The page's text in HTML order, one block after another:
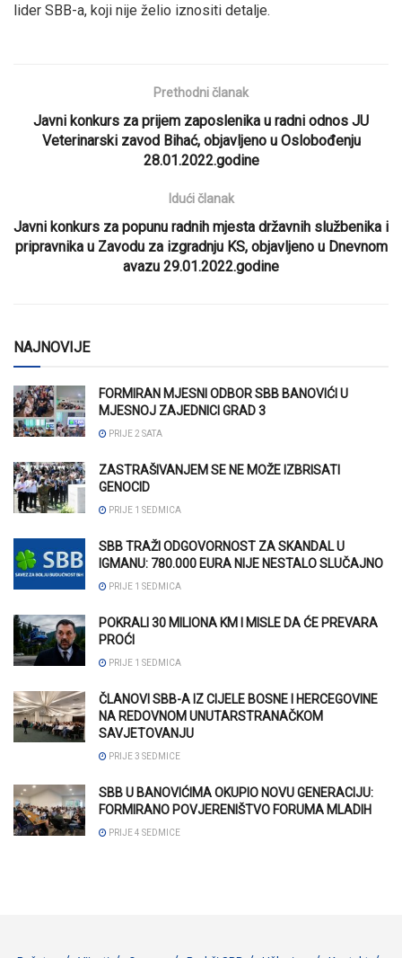
lider SBB-a, koji nije želio iznositi detalje.
Prethodni članak
Javni konkurs za prijem zaposlenika u radni odnos JU
Veterinarski zavod Bihać, objavljeno u Oslobođenju
28.01.2022.godine
Idući članak
Javni konkurs za popunu radnih mjesta državnih službenika i
pripravnika u Zavodu za izgradnju KS, objavljeno u Dnevnom
avazu 29.01.2022.godine
NAJNOVIJE
FORMIRAN MJESNI ODBOR SBB BANOVIĆI U
MJESNOJ ZAJEDNICI GRAD 3
PRIJE 2 SATA
ZASTRAŠIVANJEM SE NE MOŽE IZBRISATI
GENOCID
PRIJE 1 SEDMICA
SBB TRAŽI ODGOVORNOST ZA SKANDAL U
IGMANU: 780.000 EURA NIJE NESTALO SLUČAJNO
PRIJE 1 SEDMICA
POKRALI 30 MILIONA KM I MISLE DA ĆE PREVARA
PROĆI
PRIJE 1 SEDMICA
ČLANOVI SBB-A IZ CIJELE BOSNE I HERCEGOVINE
NA REDOVNOM UNUTARSTRANAČKOM
SAVJETOVANJU
PRIJE 3 SEDMICE
SBB U BANOVIĆIMA OKUPIO NOVU GENERACIJU:
FORMIRANO POVJERENIŠTVO FORUMA MLADIH
PRIJE 4 SEDMICE